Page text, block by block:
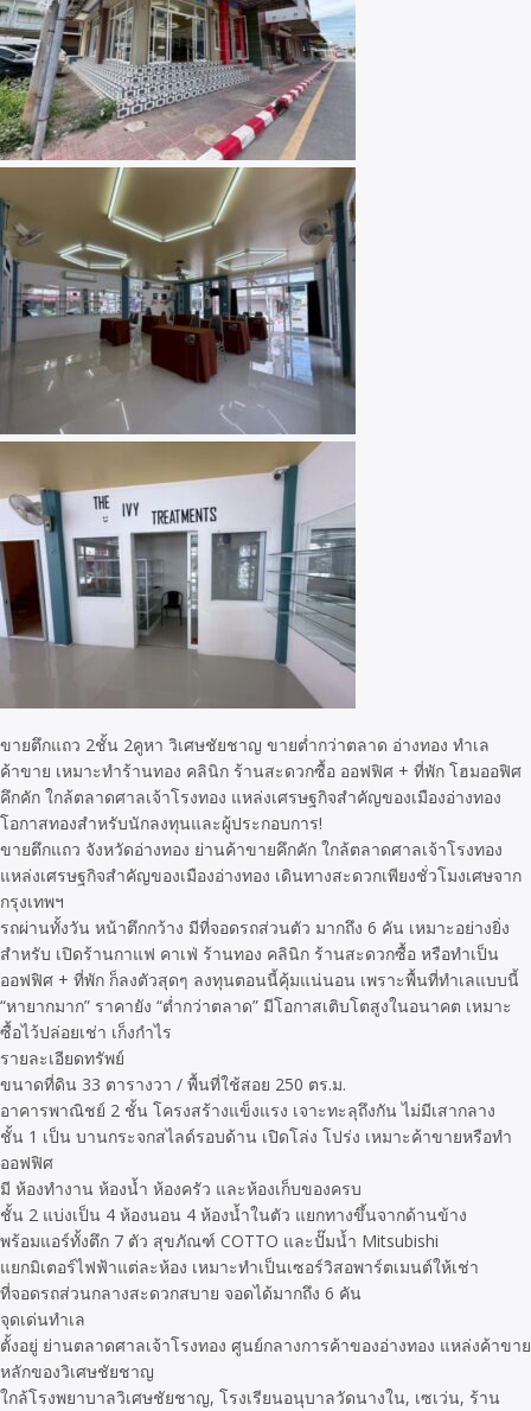
ขายตึกแถว 2ชั้น 2คูหา วิเศษชัยชาญ ขายต่ำกว่าตลาด อ่างทอง ทำเล
ค้าขาย เหมาะทำร้านทอง คลินิก ร้านสะดวกซื้อ ออฟฟิศ + ที่พัก โฮมออฟิศ
คึกคัก ใกล้ตลาดศาลเจ้าโรงทอง แหล่งเศรษฐกิจสำคัญของเมืองอ่างทอง
โอกาสทองสำหรับนักลงทุนและผู้ประกอบการ!
ขายตึกแถว จังหวัดอ่างทอง ย่านค้าขายคึกคัก ใกล้ตลาดศาลเจ้าโรงทอง
แหล่งเศรษฐกิจสำคัญของเมืองอ่างทอง เดินทางสะดวกเพียงชั่วโมงเศษจาก
กรุงเทพฯ
รถผ่านทั้งวัน หน้าตึกกว้าง มีที่จอดรถส่วนตัว มากถึง 6 คัน เหมาะอย่างยิ่ง
สำหรับ เปิดร้านกาแฟ คาเฟ่ ร้านทอง คลินิก ร้านสะดวกซื้อ หรือทำเป็น
ออฟฟิศ + ที่พัก ก็ลงตัวสุดๆ ลงทุนตอนนี้คุ้มแน่นอน เพราะพื้นที่ทำเลแบบนี้
“หายากมาก” ราคายัง “ต่ำกว่าตลาด” มีโอกาสเติบโตสูงในอนาคต เหมาะ
ซื้อไว้ปล่อยเช่า เก็งกำไร
รายละเอียดทรัพย์
ขนาดที่ดิน 33 ตารางวา / พื้นที่ใช้สอย 250 ตร.ม.
อาคารพาณิชย์ 2 ชั้น โครงสร้างแข็งแรง เจาะทะลุถึงกัน ไม่มีเสากลาง
ชั้น 1 เป็น บานกระจกสไลด์รอบด้าน เปิดโล่ง โปร่ง เหมาะค้าขายหรือทำ
ออฟฟิศ
มี ห้องทำงาน ห้องน้ำ ห้องครัว และห้องเก็บของครบ
ชั้น 2 แบ่งเป็น 4 ห้องนอน 4 ห้องน้ำในตัว แยกทางขึ้นจากด้านข้าง
พร้อมแอร์ทั้งตึก 7 ตัว สุขภัณฑ์ COTTO และปั๊มน้ำ Mitsubishi
แยกมิเตอร์ไฟฟ้าแต่ละห้อง เหมาะทำเป็นเซอร์วิสอพาร์ตเมนต์ให้เช่า
ที่จอดรถส่วนกลางสะดวกสบาย จอดได้มากถึง 6 คัน
จุดเด่นทำเล
ตั้งอยู่ ย่านตลาดศาลเจ้าโรงทอง ศูนย์กลางการค้าของอ่างทอง แหล่งค้าขาย
หลักของวิเศษชัยชาญ
ใกล้โรงพยาบาลวิเศษชัยชาญ, โรงเรียนอนุบาลวัดนางใน, เซเว่น, ร้าน